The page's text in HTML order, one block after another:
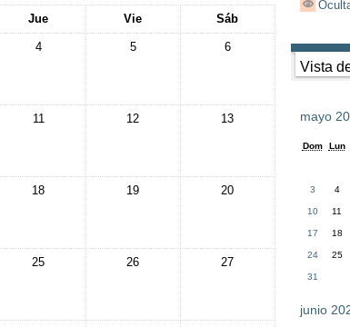
Jue Vie Sáb
4 5 6
11 12 13
18 19 20
25 26 27
Vista
mayo
Dom Lun
3 4
10 11
17 18
24 25
31
junio